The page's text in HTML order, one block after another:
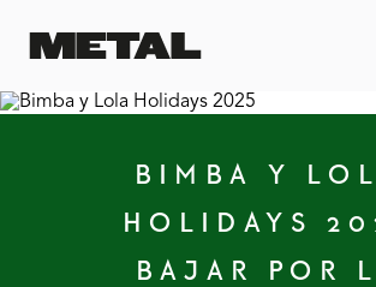
BIMBA Y
HOLIDAYS
BAJAR POR